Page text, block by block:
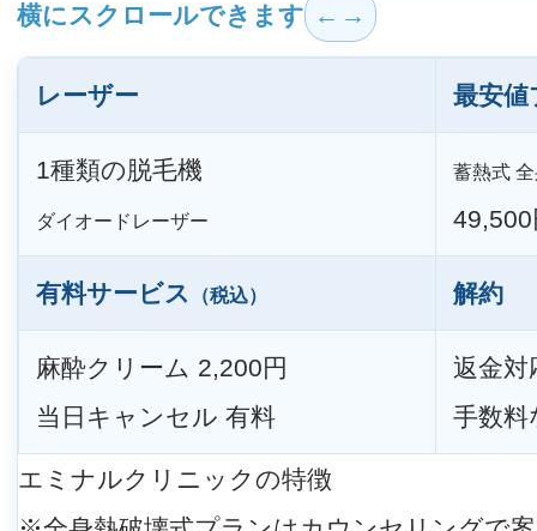
横にスクロールできます
レーザー 最安値
1種類の脱毛機
ダイオードレーザー
蓄熱式
49,500
有料サービス （税込） 解約
麻酔クリーム 2,200円
当日キャンセル 有料
返金対
手数料
エミナルクリニックの特徴